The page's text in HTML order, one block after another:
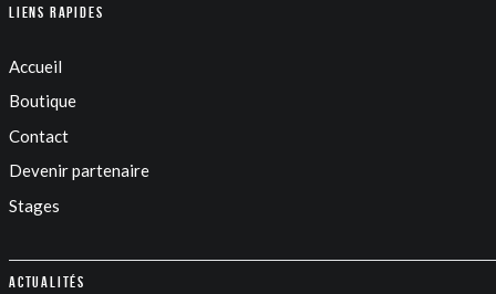
Liens rapides
Accueil
Boutique
Contact
Devenir partenaire
Stages
Actualités